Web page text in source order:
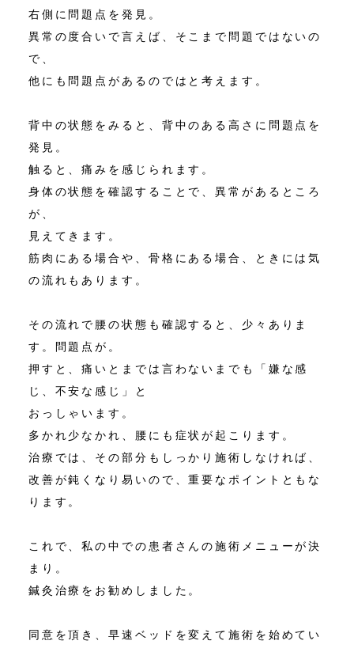
右側に問題点を発見。
異常の度合いで言えば、そこまで問題ではないの
で、
他にも問題点があるのではと考えます。
背中の状態をみると、背中のある高さに問題点を
発見。
触ると、痛みを感じられます。
身体の状態を確認することで、異常があるところ
が、
見えてきます。
筋肉にある場合や、骨格にある場合、ときには気
の流れもあります。
その流れで腰の状態も確認すると、少々ありま
す。問題点が。
押すと、痛いとまでは言わないまでも「嫌な感
じ、不安な感じ」と
おっしゃいます。
多かれ少なかれ、腰にも症状が起こります。
治療では、その部分もしっかり施術しなければ、
改善が鈍くなり易いので、重要なポイントともな
ります。
これで、私の中での患者さんの施術メニューが決
まり。
鍼灸治療をお勧めしました。
同意を頂き、早速ベッドを変えて施術を始めてい